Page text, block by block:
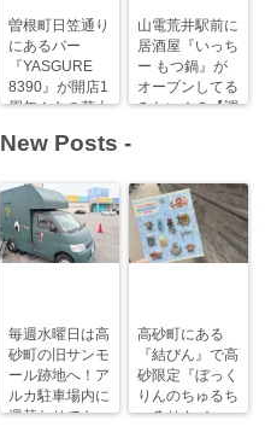
曽根町日笠通り
にあるバー
『YASGURE
8390』が開店1
周年！あの花火
れます！
山電荒井駅前に
居酒屋『いっち
ー もつ鍋』が
オープンしてる
みたい！？【調
New Posts -
毎週水曜日は高
砂町の旧サンモ
ール跡地へ！ア
ルカ駐車場内に
週替わりでキッ
高砂町にある
『結びん』で高
砂限定『ぼっく
りんのちゅるち
ゅるりん♪シー